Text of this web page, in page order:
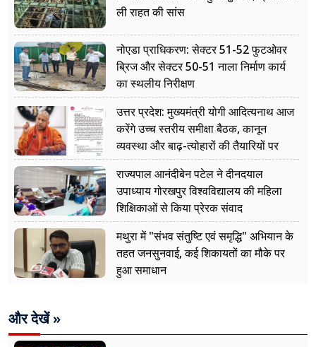
ली राहत की सांस
नोएडा प्राधिकरण: सेक्टर 51-52 फुटओवर
ब्रिज और सेक्टर 50-51 नाला निर्माण कार्य
का स्थलीय निरीक्षण
उत्तर प्रदेश: मुख्यमंत्री योगी आदित्यनाथ आज
करेंगे उच्च स्तरीय समीक्षा बैठक, कानून
व्यवस्था और बाढ़-त्योहारों की तैयारियों पर
नजर
राज्यपाल आनंदीबेन पटेल ने दीनदयाल
उपाध्याय गोरखपुर विश्वविद्यालय की महिला
शिक्षिकाओं से किया प्रेरक संवाद
मथुरा में "संभव संतुष्टि एवं समृद्धि" अभियान के
तहत जनसुनवाई, कई शिकायतों का मौके पर
हुआ समाधान
और देखें »